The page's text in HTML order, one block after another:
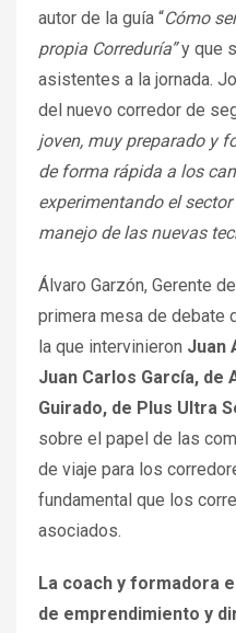
autor de la guía “Cómo
propia Correduría”y que
asistentes a la jornada.
del nuevo corredor de
joven, muy preparado y
de forma rápida a los
experimentando el
manejo de las nuevas
Álvaro Garzón, Gerente
primera mesa de debate
la que intervinieron Juan
Juan Carlos García, de
Guirado, de Plus Ultra
sobre el papel de las
de viaje para los
fundamental que los
asociados.
La coach y formadora
de emprendimiento y